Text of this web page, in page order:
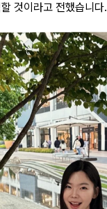
것이라고 전했습니다.